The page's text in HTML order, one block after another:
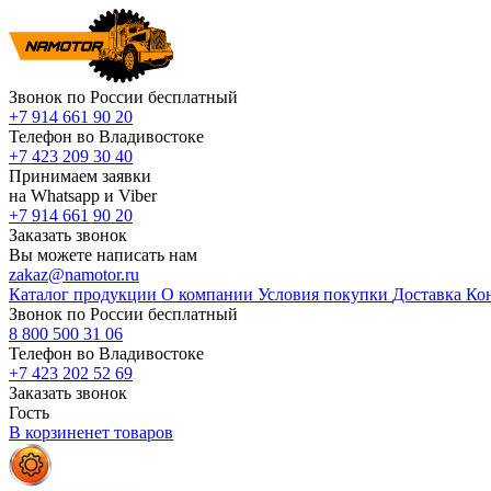
Звонок по России бесплатный
+7 914 661 90 20
Телефон во Владивостоке
+7 423 209 30 40
Принимаем заявки
на Whatsapp и Viber
+7 914 661 90 20
Заказать звонок
Вы можете написать нам
zakaz@namotor.ru
Каталог продукции О компании Условия покупки Доставка
Звонок по России бесплатный
8 800 500 31 06
Телефон во Владивостоке
+7 423 202 52 69
Заказать звонок
Гость
В корзиненет товаров